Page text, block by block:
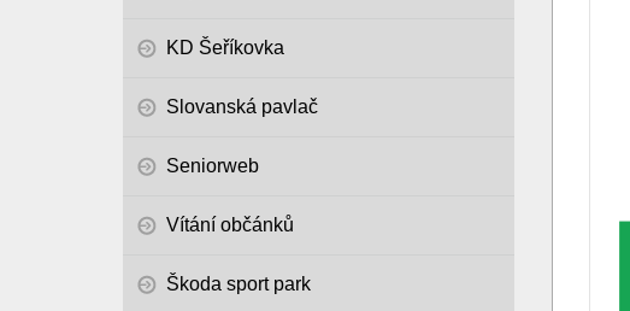
KD Šeříkovka
Slovanská pavlač
Seniorweb
Vítání občánků
Škoda sport park